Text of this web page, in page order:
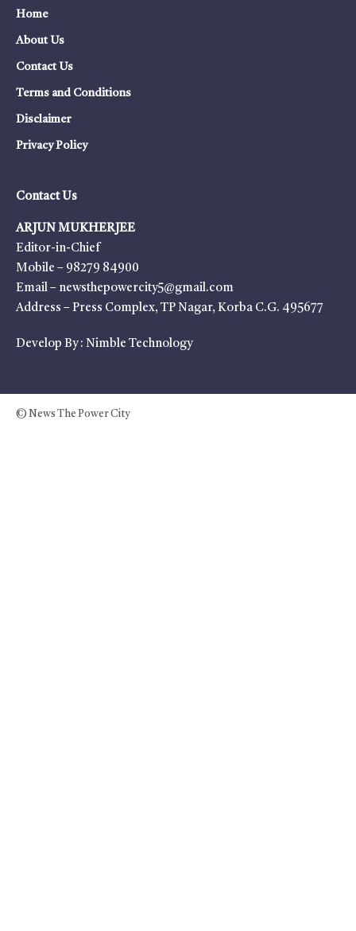
Home
About Us
Contact Us
Terms and Conditions
Disclaimer
Privacy Policy
Contact Us
ARJUN MUKHERJEE
Editor-in-Chief
Mobile – 98279 84900
Email – newsthepowercity5@gmail.com
Address – Press Complex, TP Nagar, Korba C.G. 495677
Develop By : Nimble Technology
© News The Power City